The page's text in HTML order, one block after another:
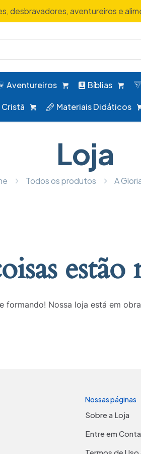
desbravadores, aventureiros e
Aventureiros Bíblias
Materiais Didáticos
Loja
Todos os produtos A
formando! Nossa loja está em
Nossas páginas
Sobre a Loja
Entre em
Termos de